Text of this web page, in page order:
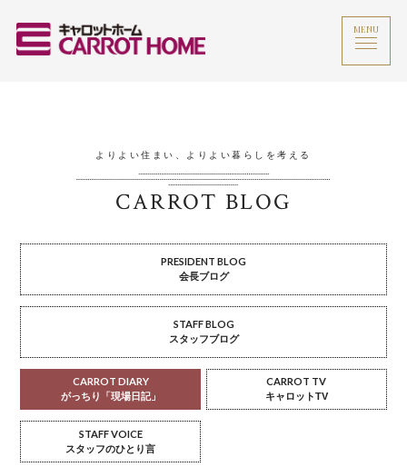
MENU
よりよい住まい、よりよい暮らしを考える
CARROT BLOG
PRESIDENT BLOG
会長ブログ
STAFF BLOG
スタッフブログ
CARROT DIARY
がっちり「現場日記」
CARROT TV
キャロットTV
STAFF VOICE
スタッフのひとり言